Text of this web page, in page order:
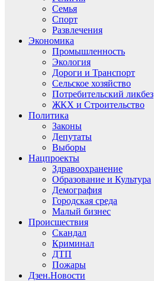
Семья
Спорт
Развлечения
Экономика
Промышленность
Экология
Дороги и Транспорт
Сельское хозяйство
Потребительский ликбез
ЖКХ и Строительство
Политика
Законы
Депутаты
Выборы
Нацпроекты
Здравоохранение
Образование и Культура
Демография
Городская среда
Малый бизнес
Происшествия
Скандал
Криминал
ДТП
Пожары
Дзен.Новости